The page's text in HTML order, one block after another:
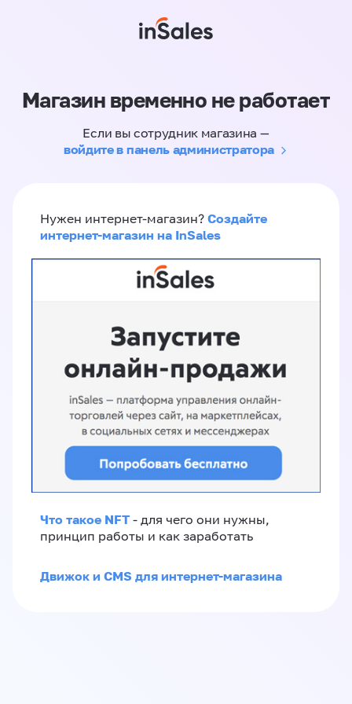
Магазин временно не работает
Если вы сотрудник магазина —
войдите в панель администратора
Нужен интернет-магазин? Создайте
интернет-магазин на InSales
Что такое NFT - для чего они нужны,
принцип работы и как заработать
Движок и CMS для интернет-магазина